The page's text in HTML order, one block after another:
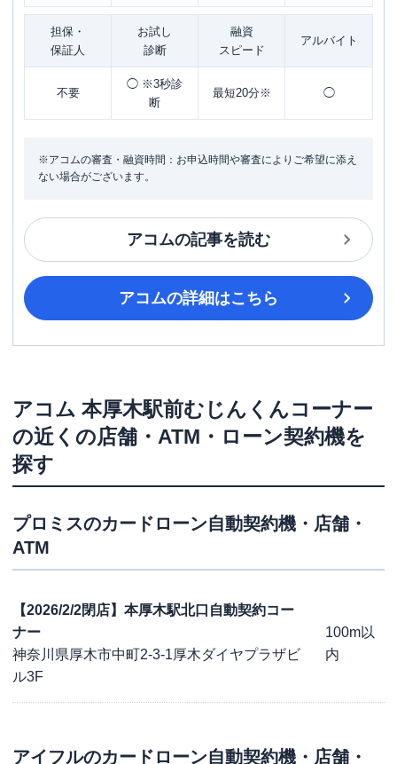
担保・
保証人
お試し
診断
融資
スピード
アルバイト
不要
◯ ※3秒診
断
最短20分※ ◯
※アコムの審査・融資時間：お申込時間や審査によりご希望に添え
ない場合がございます。
アコムの記事を読む
アコムの詳細はこちら
アコム 本厚木駅前むじんくんコーナー
の近くの店舗・ATM・ローン契約機を
探す
プロミスのカードローン自動契約機・店舗・
ATM
【2026/2/2閉店】本厚木駅北口自動契約コー
ナー
神奈川県厚木市中町2-3-1厚木ダイヤプラザビ
ル3F
100m以
内
アイフルのカードローン自動契約機・店舗・